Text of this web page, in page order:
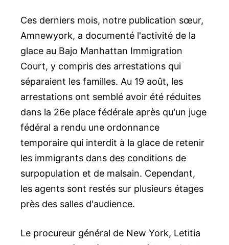
Ces derniers mois, notre publication sœur,
Amnewyork, a documenté l'activité de la
glace au Bajo Manhattan Immigration
Court, y compris des arrestations qui
séparaient les familles. Au 19 août, les
arrestations ont semblé avoir été réduites
dans la 26e place fédérale après qu'un juge
fédéral a rendu une ordonnance
temporaire qui interdit à la glace de retenir
les immigrants dans des conditions de
surpopulation et de malsain. Cependant,
les agents sont restés sur plusieurs étages
près des salles d'audience.
Le procureur général de New York, Letitia